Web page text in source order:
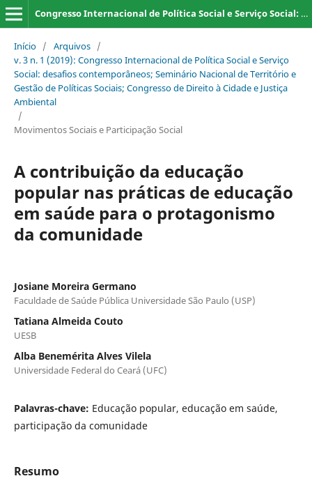
Congresso Internacional de Política Social e Serviço Social: desafios contemporâneos; Seminário Nacional de Território e Gestão de Políticas Sociais; Congresso de Direito à Cidade e Justiça Ambiental
Início / Arquivos /
v. 3 n. 1 (2019): Congresso Internacional de Política Social e Serviço
Social: desafios contemporâneos; Seminário Nacional de Território e
Gestão de Políticas Sociais; Congresso de Direito à Cidade e Justiça
Ambiental
/
Movimentos Sociais e Participação Social
A contribuição da educação
popular nas práticas de educação
em saúde para o protagonismo
da comunidade
Josiane Moreira Germano
Faculdade de Saúde Pública Universidade São Paulo (USP)
Tatiana Almeida Couto
UESB
Alba Benemérita Alves Vilela
Universidade Federal do Ceará (UFC)
Palavras-chave: Educação popular, educação em saúde,
participação da comunidade
Resumo